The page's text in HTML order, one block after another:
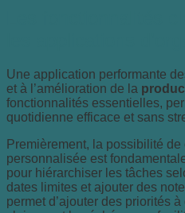
Une application performante
et à l’amélioration de la
fonctionnalités essentielles,
quotidienne efficace et sans
Premièrement, la possibilité de
personnalisée est
pour hiérarchiser les tâches
dates limites et ajouter des
permet d’ajouter des priorités